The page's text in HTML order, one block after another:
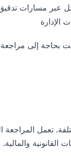
عبر مسارات
الإدارة
بحاجة إلى مراجعة
تعمل
القانونية والمالية.